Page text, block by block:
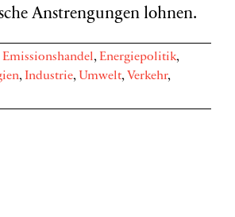
Anstrengungen lohnen.
Emissionshandel, Energiepolitik,
, Industrie, Umwelt, Verkehr,